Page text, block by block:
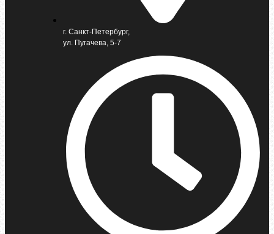
г. Санкт-Петербург,
ул. Пугачева, 5-7